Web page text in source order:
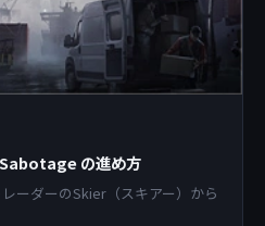
Sabotage の進め方
ーダーのSkier（スキアー）から